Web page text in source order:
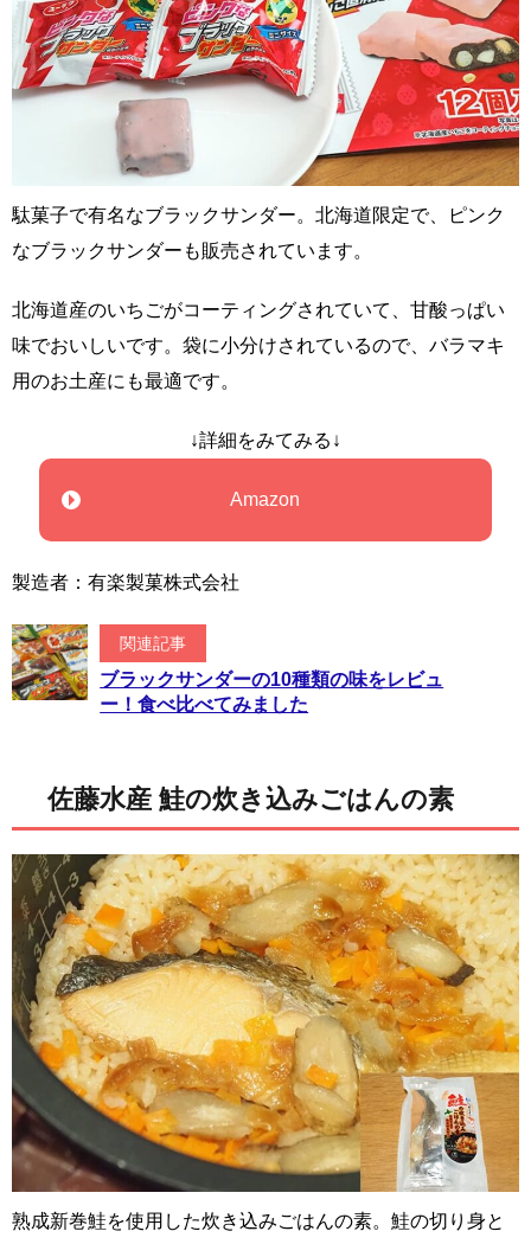
駄菓子で有名なブラックサンダー。北海道限定で、ピンク
なブラックサンダーも販売されています。
北海道産のいちごがコーティングされていて、甘酸っぱい
味でおいしいです。袋に小分けされているので、バラマキ
用のお土産にも最適です。
↓詳細をみてみる↓
Amazon
製造者：有楽製菓株式会社
関連記事
ブラックサンダーの10種類の味をレビュ
ー！食べ比べてみました
佐藤水産 鮭の炊き込みごはんの素
熟成新巻鮭を使用した炊き込みごはんの素。鮭の切り身と